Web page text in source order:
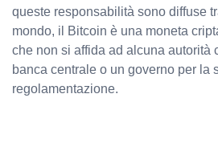
queste responsabilità sono diffuse
mondo, il Bitcoin è una moneta
che non si affida ad alcuna autorità
banca centrale o un governo per la
regolamentazione.